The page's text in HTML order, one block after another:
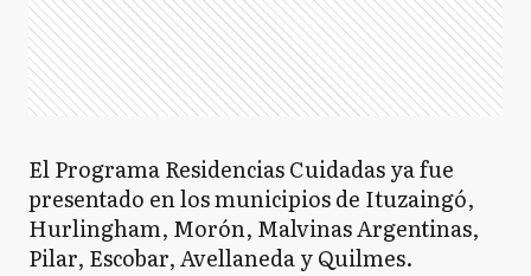
El Programa Residencias Cuidadas ya fue
presentado en los municipios de Ituzaingó,
Hurlingham, Morón, Malvinas Argentinas,
Pilar, Escobar, Avellaneda y Quilmes.